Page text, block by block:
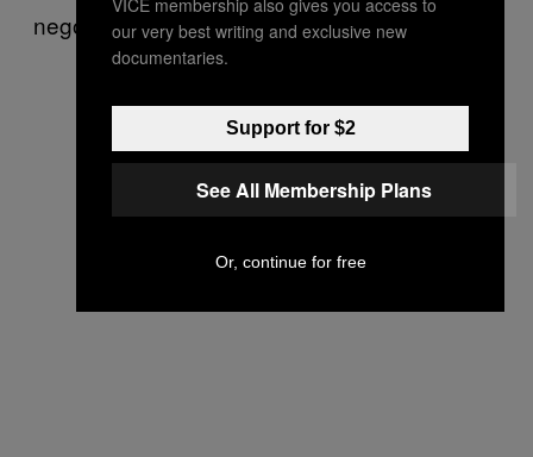
negócio.our very best writing and exclusive new
documentaries.
Support for $2
See All Membership Plans
Or, continue for free